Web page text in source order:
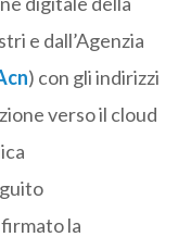
e dall’Agenzia
) con gli indirizzi
verso il cloud
la